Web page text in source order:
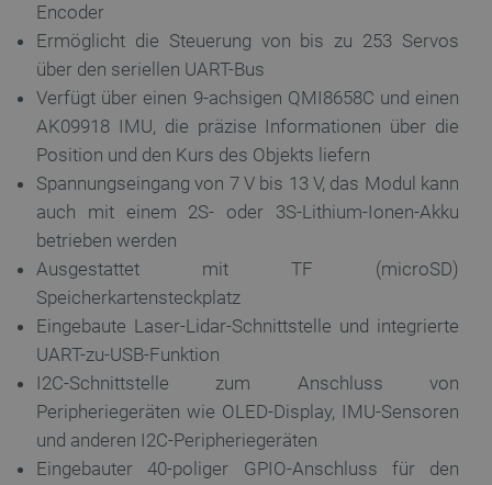
Encoder
Ermöglicht die Steuerung von bis zu 253 Servos
über den seriellen UART-Bus
Verfügt über einen 9-achsigen QMI8658C und einen
AK09918 IMU, die präzise Informationen über die
Position und den Kurs des Objekts liefern
Spannungseingang von 7 V bis 13 V, das Modul kann
auch mit einem 2S- oder 3S-Lithium-Ionen-Akku
betrieben werden
Ausgestattet mit TF (microSD)
Speicherkartensteckplatz
Eingebaute Laser-Lidar-Schnittstelle und integrierte
UART-zu-USB-Funktion
I2C-Schnittstelle zum Anschluss von
Peripheriegeräten wie OLED-Display, IMU-Sensoren
und anderen I2C-Peripheriegeräten
Eingebauter 40-poliger GPIO-Anschluss für den